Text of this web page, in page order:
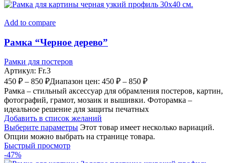
Add to compare
Рамка “Черное дерево”
Рамки для постеров
Артикул: Fr.3
450 ₽ – 850 ₽Диапазон цен: 450 ₽ – 850 ₽
Рамка – стильный аксессуар для обрамления постеров, картин,
фотографий, грамот, мозаик и вышивки. Фоторамка –
идеальное решение для защиты печатных
Добавить в список желаний
Выберите параметры Этот товар имеет несколько вариаций.
Опции можно выбрать на странице товара.
Быстрый просмотр
-47%